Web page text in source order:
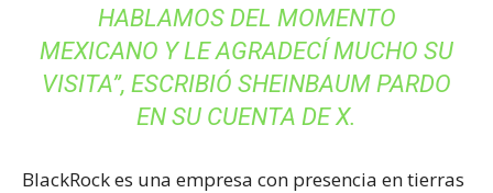
HABLAMOS DEL MOMENTO
MEXICANO Y LE AGRADECÍ MUCHO SU
VISITA”, ESCRIBIÓ SHEINBAUM PARDO
EN SU CUENTA DE X.
BlackRock es una empresa con presencia en tierras